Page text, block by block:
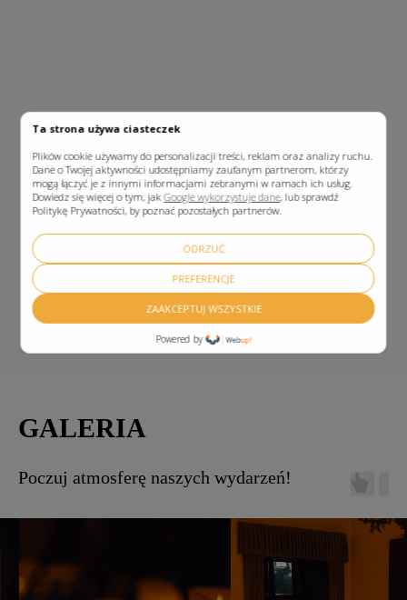
Ta strona używa ciasteczek
Plików cookie używamy do personalizacji treści, reklam oraz analizy ruchu.
Dane o Twojej aktywności udostępniamy zaufanym partnerom, którzy
mogą łączyć je z innymi informacjami zebranymi w ramach ich usług.
Dowiedz się więcej o tym, jakGoogle wykorzystuje dane, lub sprawdź
Politykę Prywatności, by poznać pozostałych partnerów.
ODRZUĆ
PREFERENCJE
ZAAKCEPTUJ WSZYSTKIE
Powered by
GALERIA
Poczuj atmosferę naszych wydarzeń!